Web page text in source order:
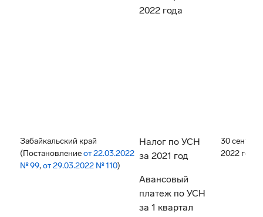
2022 года
Забайкальский край
(Постановлениеот 22.03.2022
№ 99,от 29.03.2022 № 110)
Налог по УСН
за 2021 год
Авансовый
платеж по УСН
за 1 квартал
30
2022 года